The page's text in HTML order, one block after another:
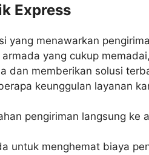
Express
yang menawarkan
yang cukup
dan memberikan solusi
keunggulan layanan
pengiriman langsung ke
untuk menghemat biaya